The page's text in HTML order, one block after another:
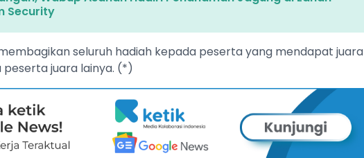
Security
seluruh hadiah kepada peserta yang mendapat juara
peserta juara lainya. (*)